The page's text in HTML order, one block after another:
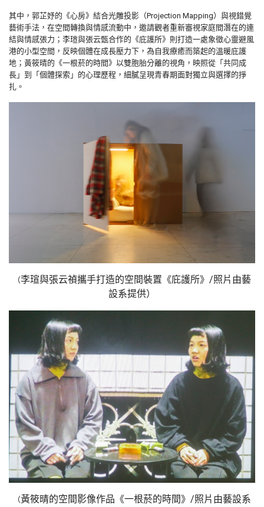
其中，郭芷妤的《心房》結合光雕投影（Projection Mapping）與視錯覺
藝術手法，在空間轉換與情感流動中，邀請觀者重新審視家庭間潛在的連
結與情感張力；李瑄與張云甄合作的《庇護所》則打造一處象徵心靈避風
港的小型空間，反映個體在成長壓力下，為自我療癒而築起的溫暖庇護
地；黃筱晴的《一根菸的時間》以雙胞胎分離的視角，映照從「共同成
長」到「個體探索」的心理歷程，細膩呈現青春期面對獨立與選擇的掙
扎。
（李瑄與張云禎攜手打造的空間裝置《庇護所》 /照片由藝
設系提供）
（黃筱晴的空間影像作品《一根菸的時間》 /照片由藝設系